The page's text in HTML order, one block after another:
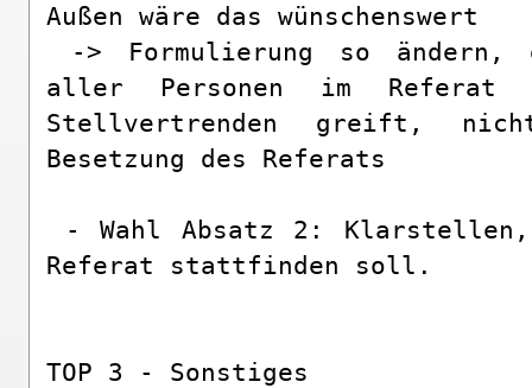
Außen wäre das wünschenswert
aller Personen im Referat
Stellvertrenden greift,
Besetzung des Referats
Referat stattfinden soll.
TOP 3 - Sonstiges